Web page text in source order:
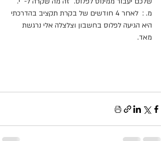
מ. :  לאחר 4 חודשים של בקרת תקציב בהדרכתי
היא הגיעה לפלוס בחשבון וצלצלה אלי נרגשת
מאד.